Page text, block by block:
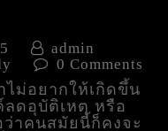
admin
0 Comments
ไม่อยากให้เกิดขึ้น
ดอุบัติเหตุ หรือ
าคนสมัยนี้ก็คงจะ